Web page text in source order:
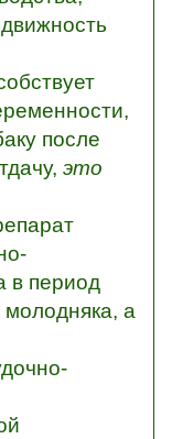
после
это
в период
молодняка, а